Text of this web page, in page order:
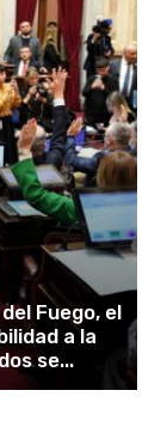
Fuego, el
a la
se...